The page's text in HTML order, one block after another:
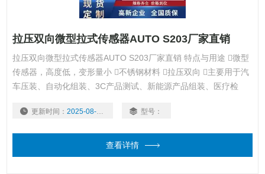
拉压双向微型拉式传感器AUTO S203厂家直销
拉压双向微型拉式传感器AUTO S203厂家直销 特点与用途 微型
传感器，高度低，变形量小 不锈钢材料 拉压双向 主要用于汽
车压装、自动化组装、3C产品测试、新能源产品组装、医疗检
更新时间： 2025-08-05 型号：
查看详情